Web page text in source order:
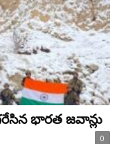
భారత జవాన్లు
0